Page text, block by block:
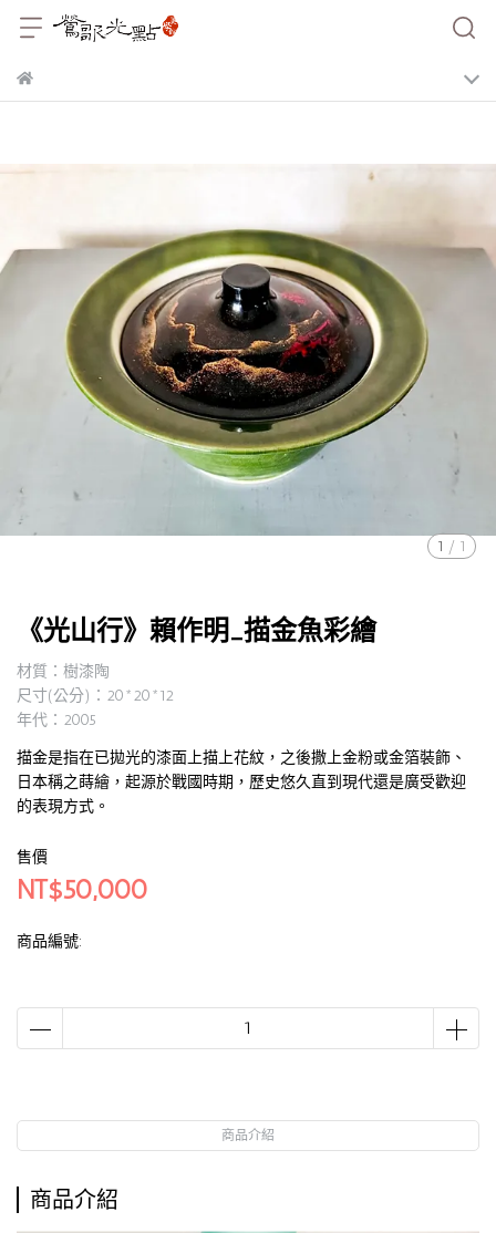
1 / 1
《光山行》賴作明_描金魚彩繪
材質：樹漆陶
尺寸(公分)：20*20*12
年代：2005
描金是指在已拋光的漆面上描上花紋，之後撒上金粉或金箔裝飾、
日本稱之蒔繪，起源於戰國時期，歷史悠久直到現代還是廣受歡迎
的表現方式。
售價
NT$50,000
商品編號:
商品介紹
商品介紹